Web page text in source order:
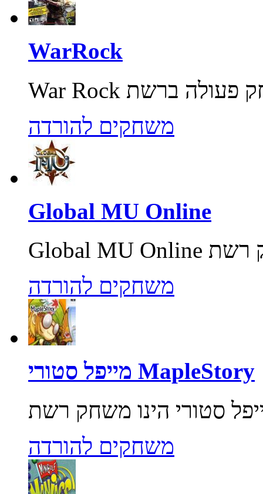
WarRock
משחקים להורדה
Global MU Online
משחקים להורדה
מייפל סטורי MapleStory
משחקים להורדה